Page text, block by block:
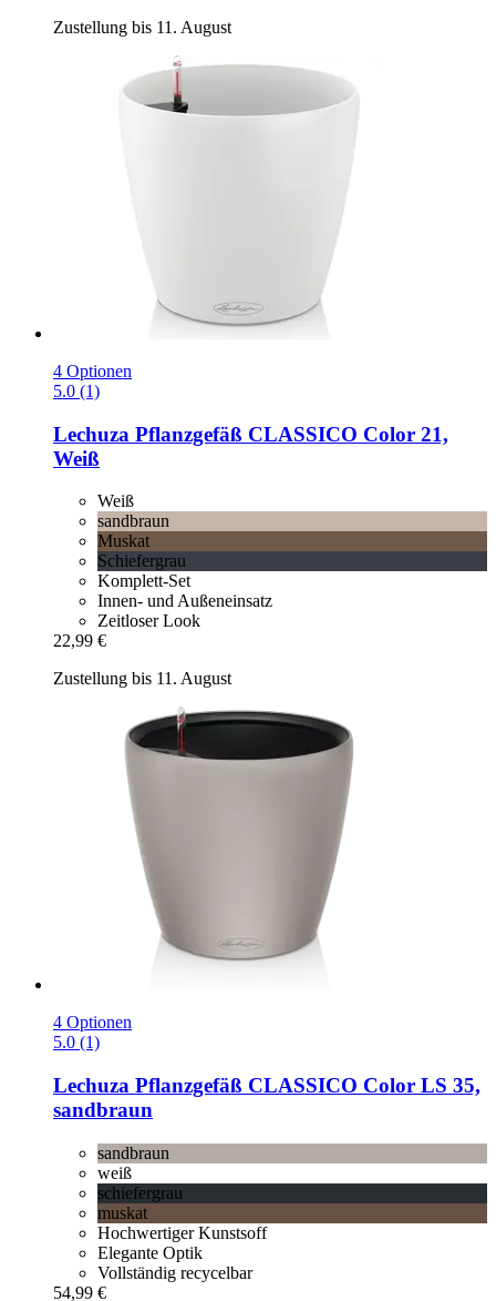
Zustellung bis 11. August
4 Optionen
5.0 (1)
Lechuza Pflanzgefäß CLASSICO Color 21,
Weiß
Weiß
sandbraun
Muskat
Schiefergrau
Komplett-Set
Innen- und Außeneinsatz
Zeitloser Look
22,99 €
Zustellung bis 11. August
4 Optionen
5.0 (1)
Lechuza Pflanzgefäß CLASSICO Color LS 35,
sandbraun
sandbraun
weiß
schiefergrau
muskat
Hochwertiger Kunstsoff
Elegante Optik
Vollständig recycelbar
54,99 €